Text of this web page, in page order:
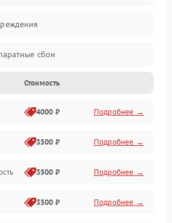
сбои
и оптики
Стоимость
4000 ₽ Подробнее →
3500 ₽ Подробнее →
3500 ₽ Подробнее →
3500 ₽ Подробнее →